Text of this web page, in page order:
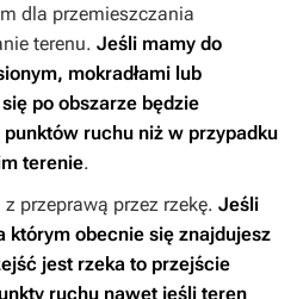
dla przemieszczania
terenu. Jeśli mamy do
mokradłami lub
po obszarze będzie
ruchu niż w przypadku
terenie.
przeprawą przez rzekę. Jeśli
którym obecnie się znajdujesz
jest rzeka to przejście
ruchu nawet jeśli teren